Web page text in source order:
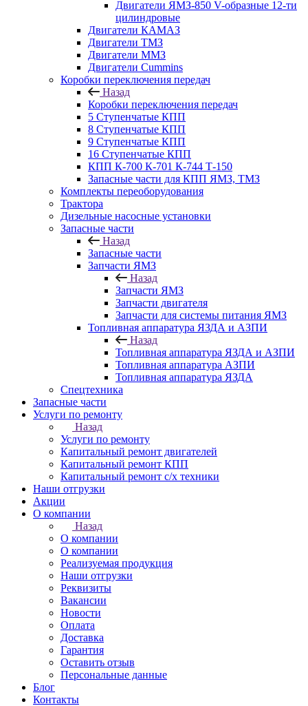
Двигатели ЯМЗ-850 V-образные 12-ти
цилиндровые
Двигатели КАМАЗ
Двигатели ТМЗ
Двигатели ММЗ
Двигатели Cummins
Коробки переключения передач
Назад
Коробки переключения передач
5 Ступенчатые КПП
8 Ступенчатые КПП
9 Ступенчатые КПП
16 Ступенчатые КПП
КПП К-700 К-701 К-744 Т-150
Запасные части для КПП ЯМЗ, ТМЗ
Комплекты переоборудования
Трактора
Дизельные насосные установки
Запасные части
Назад
Запасные части
Запчасти ЯМЗ
Назад
Запчасти ЯМЗ
Запчасти двигателя
Запчасти для системы питания ЯМЗ
Топливная аппаратура ЯЗДА и АЗПИ
Назад
Топливная аппаратура ЯЗДА и АЗПИ
Топливная аппаратура АЗПИ
Топливная аппаратура ЯЗДА
Спецтехника
Запасные части
Услуги по ремонту
Назад
Услуги по ремонту
Капитальный ремонт двигателей
Капитальный ремонт КПП
Капитальный ремонт с/х техники
Наши отгрузки
Акции
О компании
Назад
О компании
О компании
Реализуемая продукция
Наши отгрузки
Реквизиты
Вакансии
Новости
Оплата
Доставка
Гарантия
Оставить отзыв
Персональные данные
Блог
Контакты